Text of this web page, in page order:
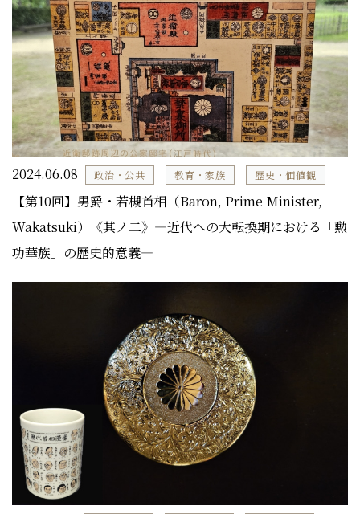
2024.06.08 政治・公共 教育・家族 歴史・価値観
【第10回】男爵・若槻首相（Baron, Prime Minister,
Wakatsuki）《其ノ二》―近代への大転換期における「勲
功華族」の歴史的意義―